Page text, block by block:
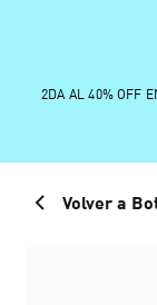
2DA AL 40% OFF
Volver a